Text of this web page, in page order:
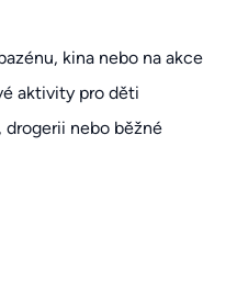
kina nebo na akce
aktivity pro děti
drogerii nebo běžné